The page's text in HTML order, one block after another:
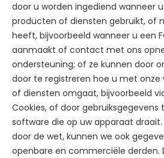
door u worden ingediend wanneer
producten of diensten gebruikt, of
heeft, bijvoorbeeld wanneer u een
aanmaakt of contact met ons
ondersteuning; of ze kunnen door
door te registreren hoe u met onze
of diensten omgaat, bijvoorbeeld
Cookies, of door
software die op uw apparaat
door de wet, kunnen we ook
openbare en commerciële derden.